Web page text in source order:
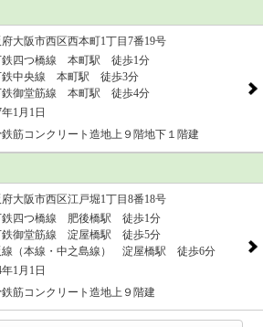
府大阪市西区西本町1丁目7番19号
鉄四つ橋線 本町駅 徒歩1分
鉄中央線 本町駅 徒歩3分
鉄御堂筋線 本町駅 徒歩4分
年1月1日
筋コンクリート造地上９階地下１階建
府大阪市西区江戸堀1丁目8番18号
鉄四つ橋線 肥後橋駅 徒歩1分
鉄御堂筋線 淀屋橋駅 徒歩5分
線（本線・中之島線） 淀屋橋駅 徒歩6分
年1月1日
筋コンクリート造地上９階建